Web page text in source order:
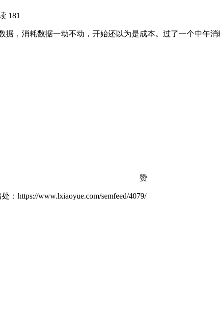
181
据，消耗数据一动不动，开始还以为是成本。过了一个中午
赞
https://www.lxiaoyue.com/semfeed/4079/